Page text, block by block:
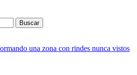
Buscar
una zona con rindes nunca vistos